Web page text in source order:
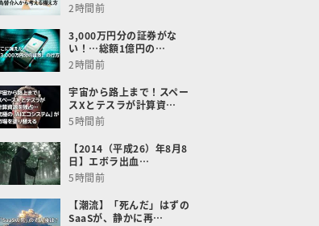
2時間前
3,000万円分の証券がな
い！…総額1億円の…
2時間前
宇宙から路上まで！スペー
スXとテスラが計算資…
5時間前
【2014（平成26）年8月8
日】エボラ出血…
5時間前
【潮流】「死んだ」はずの
SaaSが、静かに再…